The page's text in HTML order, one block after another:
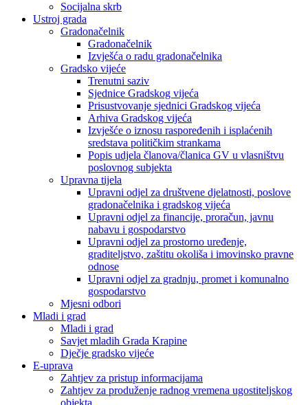
Socijalna skrb
Ustroj grada
Gradonačelnik
Gradonačelnik
Izvješća o radu gradonačelnika
Gradsko vijeće
Trenutni saziv
Sjednice Gradskog vijeća
Prisustvovanje sjednici Gradskog vijeća
Arhiva Gradskog vijeća
Izvješće o iznosu raspoređenih i isplaćenih
sredstava političkim strankama
Popis udjela članova/članica GV u vlasništvu
poslovnog subjekta
Upravna tijela
Upravni odjel za društvene djelatnosti, poslove
gradonačelnika i gradskog vijeća
Upravni odjel za financije, proračun, javnu
nabavu i gospodarstvo
Upravni odjel za prostorno uređenje,
graditeljstvo, zaštitu okoliša i imovinsko pravne
odnose
Upravni odjel za gradnju, promet i komunalno
gospodarstvo
Mjesni odbori
Mladi i grad
Mladi i grad
Savjet mladih Grada Krapine
Dječje gradsko vijeće
E-uprava
Zahtjev za pristup informacijama
Zahtjev za produženje radnog vremena ugostiteljskog
objekta